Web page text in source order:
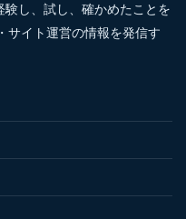
し、試し、確かめたことを
サイト運営の情報を発信す